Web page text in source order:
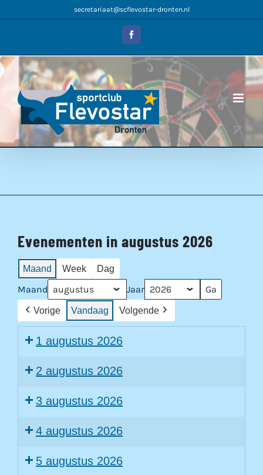
naar
secretariaat@scflevostar-dronten.nl
Facebook
Evenementen in augustus 2026
Maand Week Dag
Maand Jaar
Vorige Vandaag Volgende
1 augustus 2026
2 augustus 2026
3 augustus 2026
4 augustus 2026
5 augustus 2026